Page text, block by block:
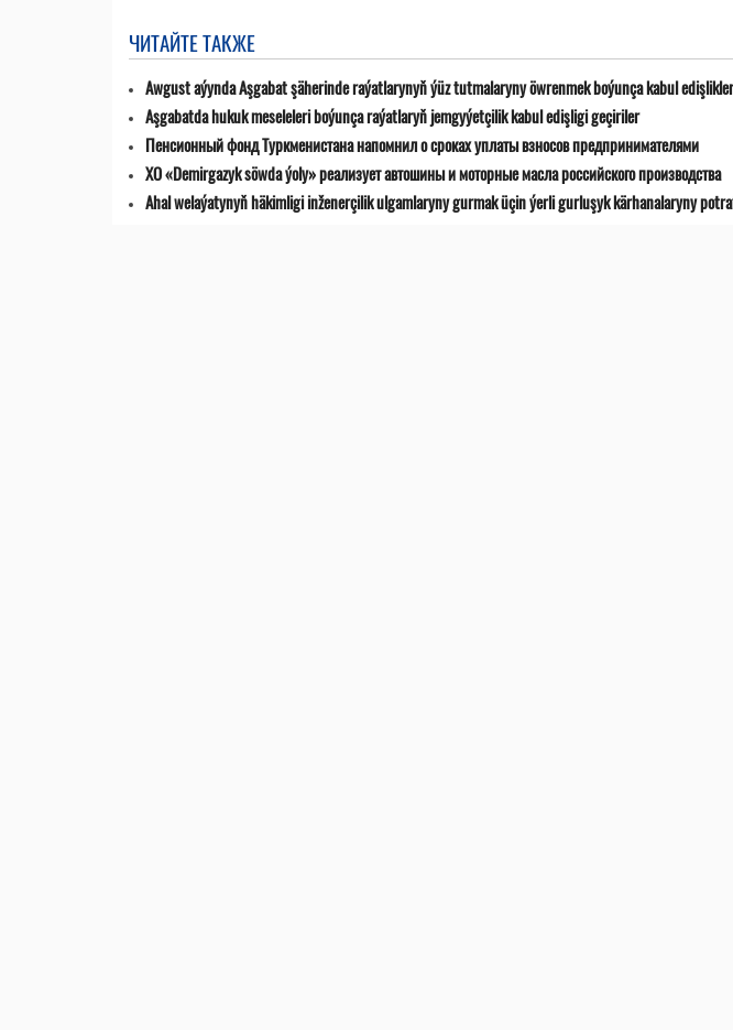
ЧИТАЙТЕ ТАКЖЕ
Awgust aýynda Aşgabat şäherinde raýatlarynyň ýüz tutmalaryny öwrenmek boýunça kabul
Aşgabatda hukuk meseleleri boýunça raýatlaryň jemgyýetçilik kabul edişligi geçiriler
Пенсионный фонд Туркменистана напомнил о сроках уплаты взносов предпринимателями
ХО «Demirgazyk söwda ýoly» реализует автошины и моторные масла российского производства
Ahal welaýatynyň häkimligi inženerçilik ulgamlaryny gurmak üçin ýerli gurluşyk kärhanalaryny